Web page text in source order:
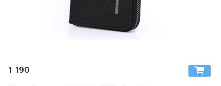
1 190